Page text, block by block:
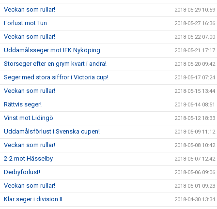
Veckan som rullar! 2018-05-29 10:59
Förlust mot Tun 2018-05-27 16:36
Veckan som rullar! 2018-05-22 07:00
Uddamålsseger mot IFK Nyköping 2018-05-21 17:17
Storseger efter en grym kvart i andra! 2018-05-20 09:42
Seger med stora siffror i Victoria cup! 2018-05-17 07:24
Veckan som rullar! 2018-05-15 13:44
Rättvis seger! 2018-05-14 08:51
Vinst mot Lidingö 2018-05-12 18:33
Uddamålsförlust i Svenska cupen! 2018-05-09 11:12
Veckan som rullar! 2018-05-08 10:42
2-2 mot Hässelby 2018-05-07 12:42
Derbyförlust! 2018-05-06 09:06
Veckan som rullar! 2018-05-01 09:23
Klar seger i division II 2018-04-30 13:34